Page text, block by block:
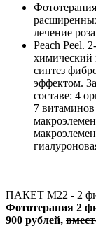
лечение
Peach Peel.
химический
синтез
эффектом.
составе: 4
7
ПАКЕТ М22 - 2
Фототерапия 2
900 рублей,